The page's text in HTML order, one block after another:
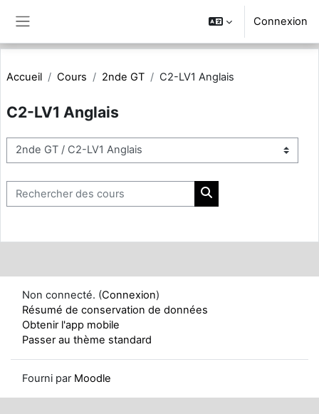
Connexion
Accueil Cours 2nde GT C2-LV1 Anglais
C2-LV1 Anglais
Catégories de cours
Rechercher des cours
Rechercher des cours
Non connecté. (Connexion)
Résumé de conservation de données
Obtenir l'app mobile
Passer au thème standard
Fourni par Moodle